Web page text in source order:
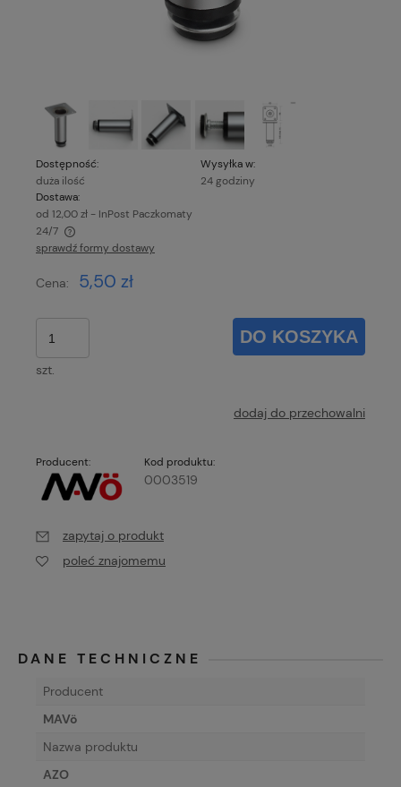
Dostępność:
duża ilość
Wysyłka w:
24 godziny
Dostawa:
od 12,00 zł - InPost Paczkomaty
24/7
Cena nie zawiera ewentualnych kosztów płatności
sprawdź formy dostawy
Cena: 5,50 zł
szt.
DO KOSZYKA
dodaj do przechowalni
Producent: Kod produktu:
0003519
zapytaj o produkt
poleć znajomemu
DANE TECHNICZNE
Producent
MAVö
Nazwa produktu
AZO